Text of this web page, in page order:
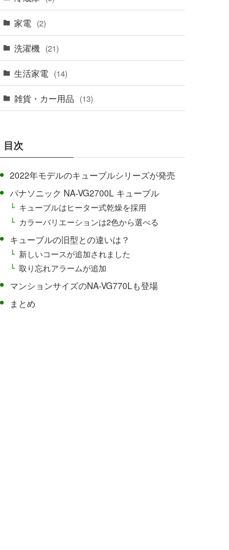
家電 (2)
洗濯機 (21)
生活家電 (14)
雑貨・カー用品 (13)
目次
2022年モデルのキューブルシリーズが発売
パナソニック NA-VG2700L キューブル
キューブルはヒーター式乾燥を採用
カラーバリエーションは2色から選べる
キューブルの旧型との違いは？
新しいコースが追加されました
取り忘れアラームが追加
マンションサイズのNA-VG770Lも登場
まとめ